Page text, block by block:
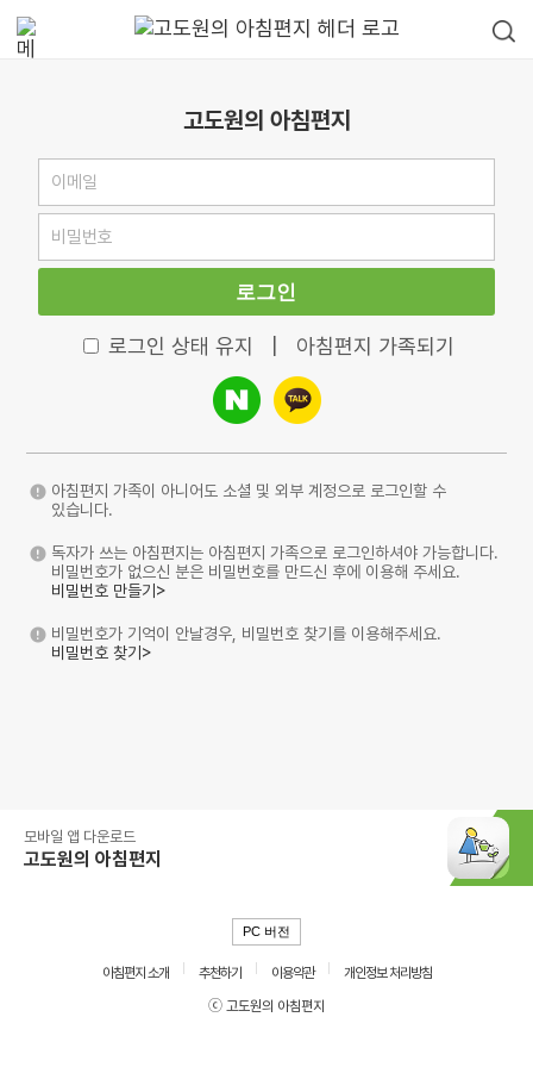
고도원의 아침편지
로그인
로그인 상태 유지 아침편지 가족되기
아침편지 가족이 아니어도 소셜 및 외부 계정으로 로그인할 수
있습니다.
독자가 쓰는 아침편지는 아침편지 가족으로 로그인하셔야 가능합니다.
비밀번호가 없으신 분은 비밀번호를 만드신 후에 이용해 주세요.
비밀번호 만들기>
비밀번호가 기억이 안날경우, 비밀번호 찾기를 이용해주세요.
비밀번호 찾기>
모바일 앱 다운로드
고도원의 아침편지
PC 버전
아침편지 소개 추천하기 이용약관
개인정보 처리방침
ⓒ 고도원의 아침편지